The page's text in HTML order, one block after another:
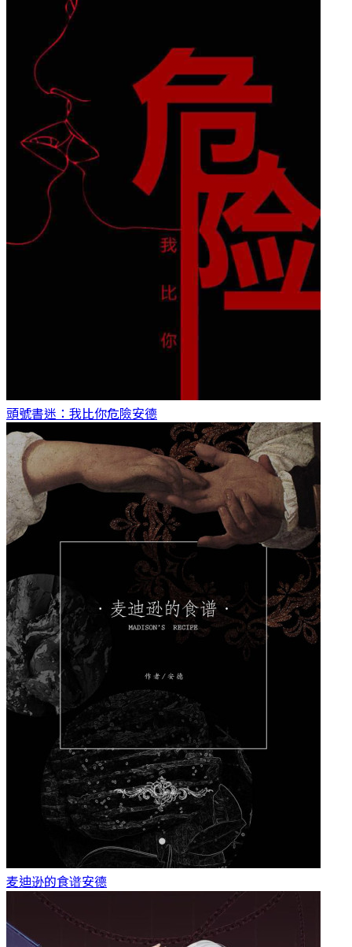
頭號書迷：我比你危險安德
麦迪逊的食谱安德